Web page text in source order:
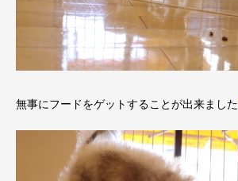
無事にフードをゲットすることが出来ました